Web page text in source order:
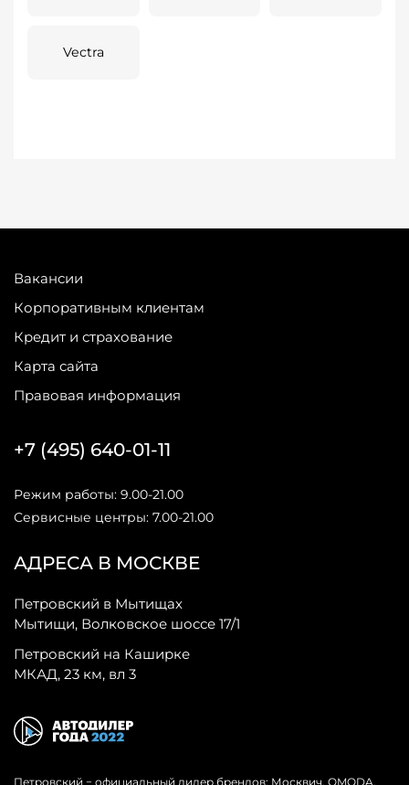
Vectra
Вакансии
Корпоративным клиентам
Кредит и страхование
Карта сайта
Правовая информация
АДРЕСА В МОСКВЕ
Петровский в Мытищах
Мытищи, Волковское шоссе 17/1
Петровский на Каширке
МКАД, 23 км, вл 3
+7 (495) 640-01-11
Режим работы: 9.00-21.00
Сервисные центры: 7.00-21.00
Петровский − официальный дилер брендов: Москвич, OMODA,